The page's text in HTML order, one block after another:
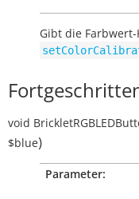
Gibt die
void
$blue)
Parameter: